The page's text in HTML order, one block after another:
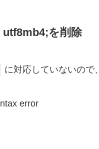
utf8mb4;を削除
に対応していないので、
error